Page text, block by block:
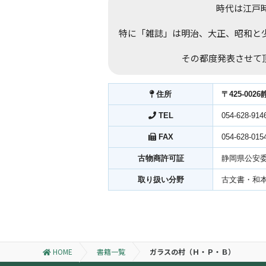
時代は江戸
特に「雑誌」は明治、大正、昭和
その都度発表させて
住所 〒425-0026
TEL 054-628-
FAX 054-628-
古物商許可証 静岡県公安
取り扱い分野 古文書・
HOME 書籍一覧 ガラスの村（Ｈ・Ｐ・Ｂ）